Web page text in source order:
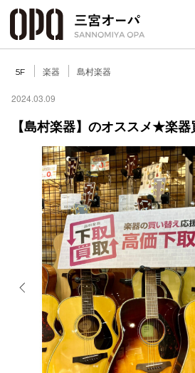
5F 楽器 島村楽器
2024.03.09
【島村楽器】のオススメ★楽器
Previous